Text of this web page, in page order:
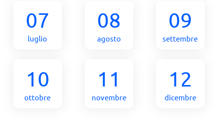
07
luglio
08
agosto
09
settembre
10
ottobre
11
novembre
12
dicembre